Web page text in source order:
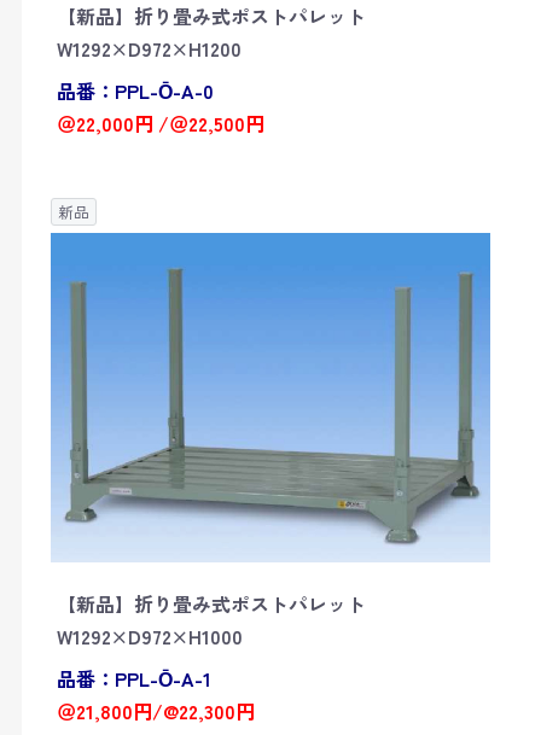
【新品】折り畳み式ポストパレット
W1292×D972×H1200
品番：PPL-Ō-A-0
＠22,000円 /＠22,500円
新品
【新品】折り畳み式ポストパレット
W1292×D972×H1000
品番：PPL-Ō-A-1
＠21,800円/@22,300円